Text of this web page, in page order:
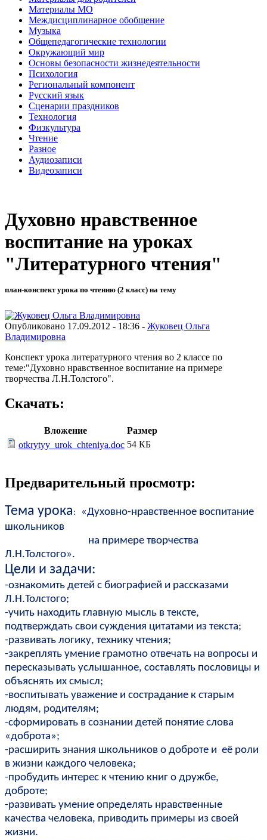
Материалы МО
Междисциплинарное обобщение
Музыка
Общепедагогические технологии
Окружающий мир
Основы безопасности жизнедеятельности
Психология
Региональный компонент
Русский язык
Сценарии праздников
Технология
Физкультура
Чтение
Разное
Аудиозаписи
Видеозаписи
Духовно нравственное
воспитание на уроках
"Литературного чтения"
план-конспект урока по чтению (2 класс) на тему
Опубликовано 17.09.2012 - 18:36 - Жуковец Ольга
Владимировна
Конспект урока литературного чтения во 2 классе по
теме:"Духовно нравственное воспитание на примере
творчества Л.Н.Толстого".
Скачать:
Вложение
Размер
otkrytyy_urok_chteniya.doc 54 КБ
Предварительный просмотр:
Тема урока :
«Духовно-нравственное воспитание
школьников
на примере творчества
Л.Н.Толстого».
Цели и задачи:
-ознакомить детей с биографией и рассказами
Л.Н.Толстого;
-учить находить главную мысль в тексте,
подтверждать свои суждения цитатами из текста;
-развивать логику, технику чтения;
-закреплять умение грамотно отвечать на вопросы и
пересказывать услышанное, составлять пословицы и
объяснять их смысл;
-воспитывать уважение и сострадание к старым
людям, родителям;
-сформировать в сознании детей понятие слова
«доброта»;
-расширить знания школьников о доброте и её роли
в жизни каждого человека;
-пробудить интерес к чтению книг о дружбе,
доброте;
-развивать умение определять нравственные
качества человека, приводить примеры из своей
жизни.